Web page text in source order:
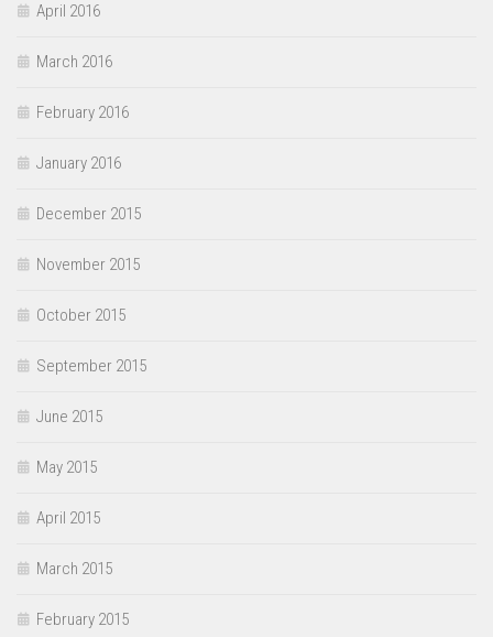
April 2016
March 2016
February 2016
January 2016
December 2015
November 2015
October 2015
September 2015
June 2015
May 2015
April 2015
March 2015
February 2015